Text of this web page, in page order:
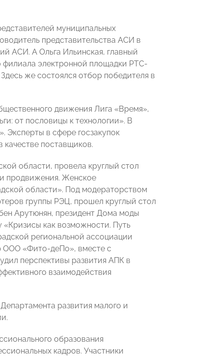
муниципальных
представительства АСИ в
АСИ. А Ольга Ильинская, главный
филиала электронной площадки РТС-
же состоялся отбор победителя в
движения Лига «Время»,
от пословицы к технологии». В
Эксперты в сфере госзакупок
качестве поставщиков.
области, провела круглый стол
продвижения. Женское
области». Под модераторством
группы РЭЦ, прошел круглый стол
Арутюнян, президент Дома моды
«Кризисы как возможности. Путь
региональной ассоциации
ООО «Фито-деПо», вместе с
перспективы развития АПК в
взаимодействия
развития малого и
образования
кадров. Участники